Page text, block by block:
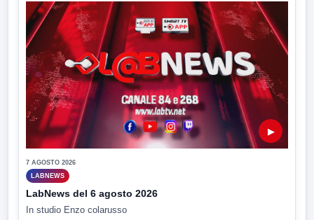
▶
7 AGOSTO 2026
LABNEWS
LabNews del 6 agosto 2026
In studio Enzo colarusso